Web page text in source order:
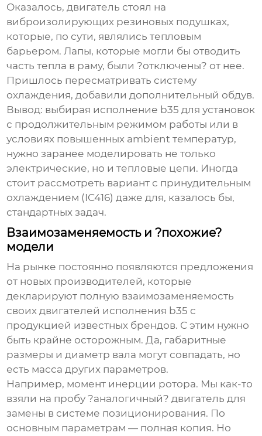
Оказалось, двигатель стоял на
виброизолирующих резиновых подушках,
которые, по сути, являлись тепловым
барьером. Лапы, которые могли бы отводить
часть тепла в раму, были ?отключены? от нее.
Пришлось пересматривать систему
охлаждения, добавили дополнительный обдув.
Вывод: выбирая исполнение b35 для установок
с продолжительным режимом работы или в
условиях повышенных ambient температур,
нужно заранее моделировать не только
электрические, но и тепловые цепи. Иногда
стоит рассмотреть вариант с принудительным
охлаждением (IC416) даже для, казалось бы,
стандартных задач.
Взаимозаменяемость и ?похожие?
модели
На рынке постоянно появляются предложения
от новых производителей, которые
декларируют полную взаимозаменяемость
своих двигателей исполнения b35 с
продукцией известных брендов. С этим нужно
быть крайне осторожным. Да, габаритные
размеры и диаметр вала могут совпадать, но
есть масса других параметров.
Например, момент инерции ротора. Мы как-то
взяли на пробу ?аналогичный? двигатель для
замены в системе позиционирования. По
основным параметрам — полная копия. Но